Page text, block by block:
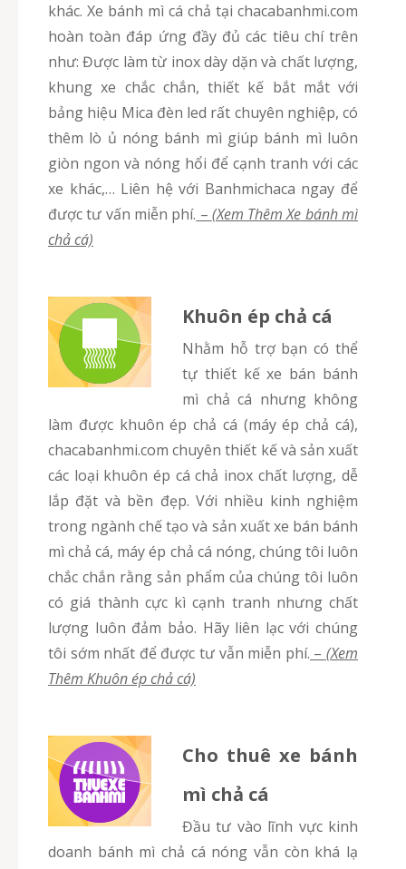
khác. Xe bánh mì cá chả tại chacabanhmi.com
hoàn toàn đáp ứng đầy đủ các tiêu chí trên
như: Được làm từ inox dày dặn và chất lượng,
khung xe chắc chắn, thiết kế bắt mắt với
bảng hiệu Mica đèn led rất chuyên nghiệp, có
thêm lò ủ nóng bánh mì giúp bánh mì luôn
giòn ngon và nóng hổi để cạnh tranh với các
xe khác,… Liên hệ với Banhmichaca ngay để
được tư vấn miễn phí. – (Xem Thêm Xe bánh mì
chả cá)
Khuôn ép chả cá
Nhằm hỗ trợ bạn có thể
tự thiết kế xe bán bánh
mì chả cá nhưng không
làm được khuôn ép chả cá (máy ép chả cá),
chacabanhmi.com chuyên thiết kế và sản xuất
các loại khuôn ép cá chả inox chất lượng, dễ
lắp đặt và bền đẹp. Với nhiều kinh nghiệm
trong ngành chế tạo và sản xuất xe bán bánh
mì chả cá, máy ép chả cá nóng, chúng tôi luôn
chắc chắn rằng sản phẩm của chúng tôi luôn
có giá thành cực kì cạnh tranh nhưng chất
lượng luôn đảm bảo. Hãy liên lạc với chúng
tôi sớm nhất để được tư vẫn miễn phí. –(Xem
Thêm Khuôn ép chả cá)
Cho thuê xe bánh
mì chả cá
Đầu tư vào lĩnh vực kinh
doanh bánh mì chả cá nóng vẫn còn khá lạ